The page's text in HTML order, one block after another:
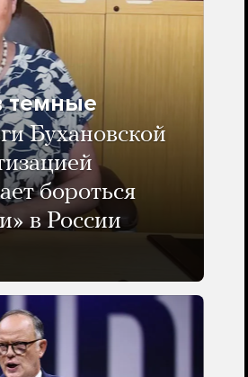
темные
Бухановской
бороться
в России